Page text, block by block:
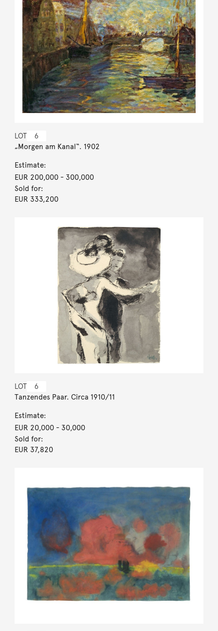
LOT 6
„Morgen am Kanal“. 1902
Estimate:
EUR 200,000- 300,000
Sold for:
EUR 333,200
LOT 6
Tanzendes Paar. Circa 1910/11
Estimate:
EUR 20,000- 30,000
Sold for:
EUR 37,820